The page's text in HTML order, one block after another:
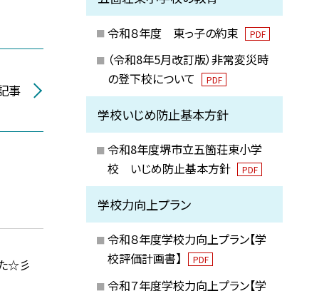
事
☆彡
令和８年度 東っ子の約束 PDF
（令和8年5月改訂版）非常変災時
の登下校について
PDF
学校いじめ防止基本方針
令和8年度堺市立五箇荘東小学
校 いじめ防止基本方針
PDF
学校力向上プラン
令和８年度学校力向上プラン【学
校評価計画書】
PDF
令和７年度学校力向上プラン【学